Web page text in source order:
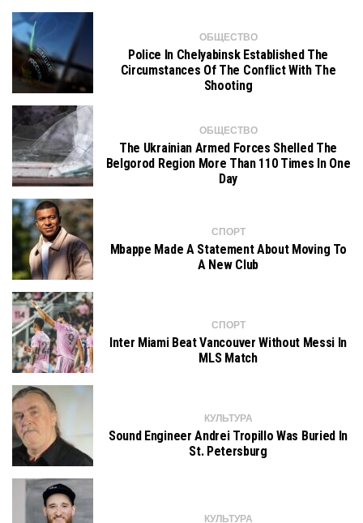
ОБЩЕСТВО
Police In Chelyabinsk Established The
Circumstances Of The Conflict With The
Shooting
ОБЩЕСТВО
The Ukrainian Armed Forces Shelled The
Belgorod Region More Than 110 Times In One
Day
СПОРТ
Mbappe Made A Statement About Moving To
A New Club
СПОРТ
Inter Miami Beat Vancouver Without Messi In
MLS Match
КУЛЬТУРА
Sound Engineer Andrei Tropillo Was Buried In
St. Petersburg
КУЛЬТУРА